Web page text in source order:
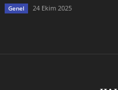
Genel 24 Ekim 2025